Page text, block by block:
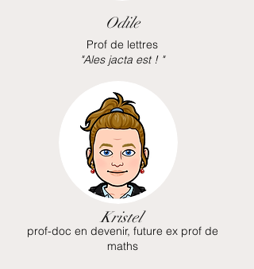
Odile
Prof de lettres
"Ales jacta est ! "
Kristel
prof-doc en devenir, future ex prof de
maths